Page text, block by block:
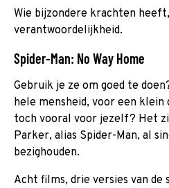
Wie bijzondere krachten
verantwoordelijkheid.
Spider-Man: No Way Home
Gebruik je ze om goed te
hele mensheid, voor een
toch vooral voor jezelf? Het
Parker, alias Spider-Man, al
bezighouden.
Acht films, drie versies van